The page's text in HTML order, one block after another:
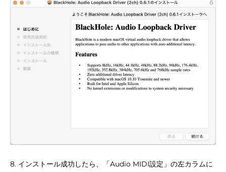
8. インストール成功したら、「Audio MIDI設定」の左カラムに